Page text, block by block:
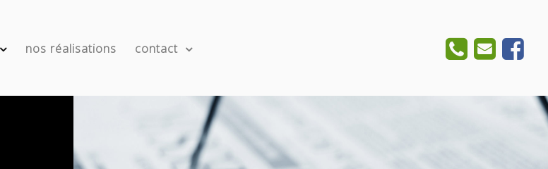
nos réalisations contact